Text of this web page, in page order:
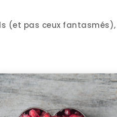
(et pas ceux